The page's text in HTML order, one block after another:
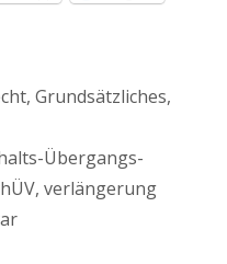
, Grundsätzliches,
Übergangs-
, verlängerung